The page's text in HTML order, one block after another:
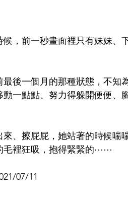
，前一秒畫面裡只有妹妹、
後一個月的那種狀態，不知
動一點點、努力得躲開便便、
、擦屁屁，她站著的時候喘
毛裡狂吸，抱得緊緊的⋯⋯
07/11